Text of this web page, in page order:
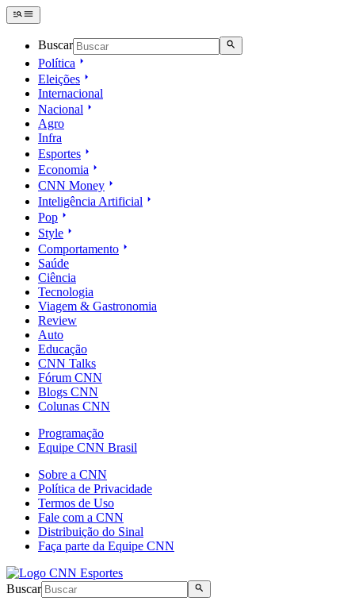
Buscar
Política
Eleições
Internacional
Nacional
Agro
Infra
Esportes
Economia
CNN Money
Inteligência Artificial
Pop
Style
Comportamento
Saúde
Ciência
Tecnologia
Viagem & Gastronomia
Review
Auto
Educação
CNN Talks
Fórum CNN
Blogs CNN
Colunas CNN
Programação
Equipe CNN Brasil
Sobre a CNN
Política de Privacidade
Termos de Uso
Fale com a CNN
Distribuição do Sinal
Faça parte da Equipe CNN
Buscar